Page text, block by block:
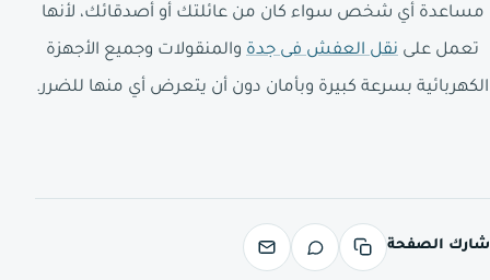
مساعدة أي شخص سواء كان من عائلتك أو أصدقائك، لأنها
تعمل على نقل العفش فى جدة والمنقولات وجميع الأجهزة
الكهربائية بسرعة كبيرة وبأمان دون أن يتعرض أي منها للضرر.
شارك الصفحة